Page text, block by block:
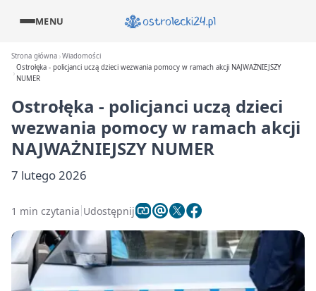
MENU
Strona główna Wiadomości
Ostrołęka - policjanci uczą dzieci wezwania pomocy w ramach akcji NAJWAŻNIEJSZY
NUMER
Ostrołęka - policjanci uczą dzieci
wezwania pomocy w ramach akcji
NAJWAŻNIEJSZY NUMER
7 lutego 2026
1 min czytania Udostępnij